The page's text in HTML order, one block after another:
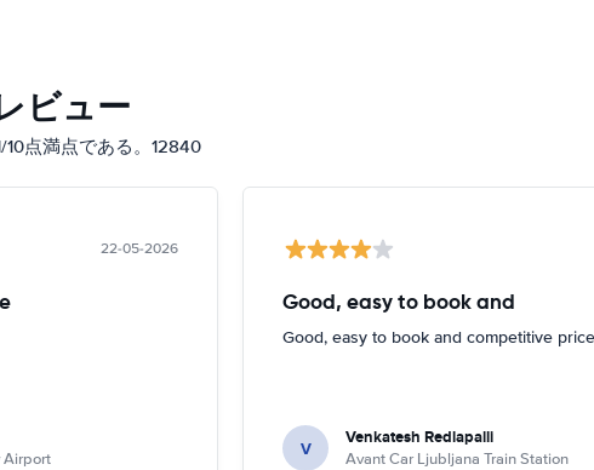
ビュー
点満点である。12840
22-05-2026
Airport
Good, easy to book and
Good, easy to book and competitive
V Venkatesh Redlapalli
Avant Car Ljubljana Train Station